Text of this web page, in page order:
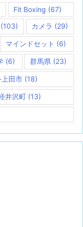
Fit Boxing (67)
(103) カメラ (29)
マインドセット (6)
(6) 群馬県 (23)
田市(18)
井沢町 (13)